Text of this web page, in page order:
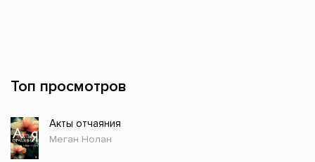
Топ просмотров
Акты отчаяния
Меган Нолан